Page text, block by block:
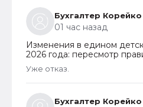
Бухгалтер Корейко
01 час назад
Изменения в едином
2026 года: пересмотр
новый порядок
пребывания
Уже отказ.
Бухгалтер Корейко